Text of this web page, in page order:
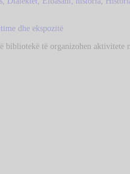
dhe ekspozitë
bibliotekë të organizohen